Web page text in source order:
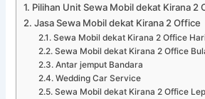
Pilihan Unit Sewa Mobil dekat Kirana 2
Jasa Sewa Mobil dekat Kirana 2 Office
Sewa Mobil dekat Kirana 2 Office
Sewa Mobil dekat Kirana 2 Office
Antar jemput Bandara
Wedding Car Service
Sewa Mobil dekat Kirana 2 Office